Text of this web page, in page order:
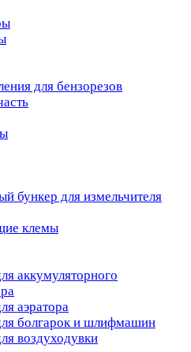
для бензорезов
бункер для измельчителя
клемы
аккумуляторного
аэратора
болгарок и шлифмашин
воздуходувки